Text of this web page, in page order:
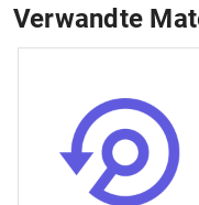
Verwandte